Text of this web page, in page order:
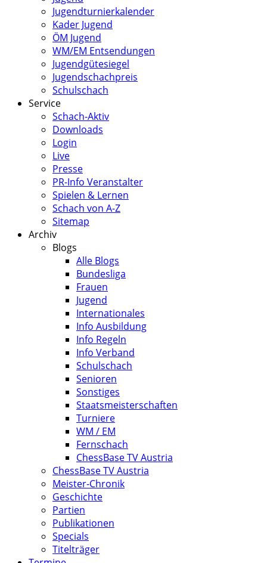
Jugendturnierkalender
Kader Jugend
ÖM Jugend
WM/EM Entsendungen
Jugendgütesiegel
Jugendschachpreis
Schulschach
Service
Schach-Aktiv
Downloads
Login
Live
Presse
PR-Info Veranstalter
Spielen & Lernen
Schach von A-Z
Sitemap
Archiv
Blogs
Alle Blogs
Bundesliga
Frauen
Jugend
Internationales
Info Ausbildung
Info Regeln
Info Verband
Schulschach
Senioren
Sonstiges
Staatsmeisterschaften
Turniere
WM / EM
Fernschach
ChessBase TV Austria
ChessBase TV Austria
Meister-Chronik
Geschichte
Partien
Publikationen
Specials
Titelträger